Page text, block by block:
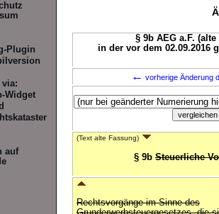
Plugin
via:
Widget
auf
§ 9b AEG a.F.
in der vor dem 02.09.2016
← vorherige Änderung
(Text alte Fassung)
§ 9b Steuerliche
Rechtsvorgänge im Sinne des